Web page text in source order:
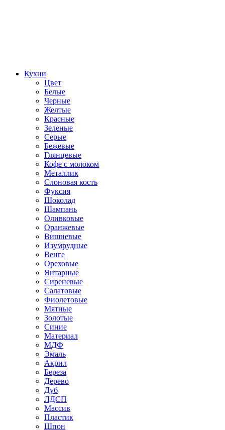
Кухни
Цвет
Белые
Черные
Желтые
Красные
Зеленые
Серые
Бежевые
Глянцевые
Кофе с молоком
Металлик
Слоновая кость
Фуксия
Шоколад
Шампань
Оливковые
Оранжевые
Вишневые
Изумрудные
Венге
Ореховые
Янтарные
Сиреневые
Салатовые
Фиолетовые
Мятные
Золотые
Синие
Материал
МДФ
Эмаль
Акрил
Береза
Дерево
Дуб
ЛДСП
Массив
Пластик
Шпон